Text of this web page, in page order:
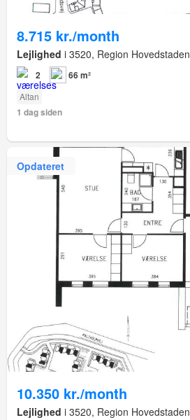
8.715 kr./month
Lejlighed i 3520, Region Hovedstaden
2 66 m²
Altan
1 dag siden
Opdateret
10.350 kr./month
Lejlighed i 3520, Region Hovedstaden